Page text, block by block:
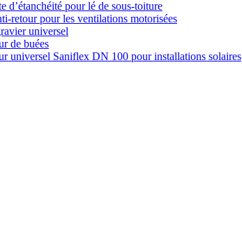
d’étanchéité pour lé de sous-toiture
retour pour les ventilations motorisées
universel
de buées
universel Saniflex DN 100 pour installations solaires